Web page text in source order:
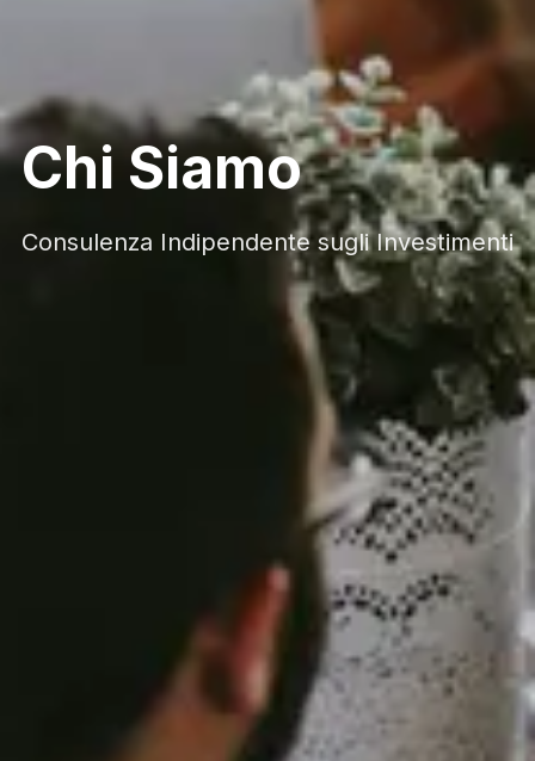
Chi Siamo
Consulenza Indipendente sugli Investimenti